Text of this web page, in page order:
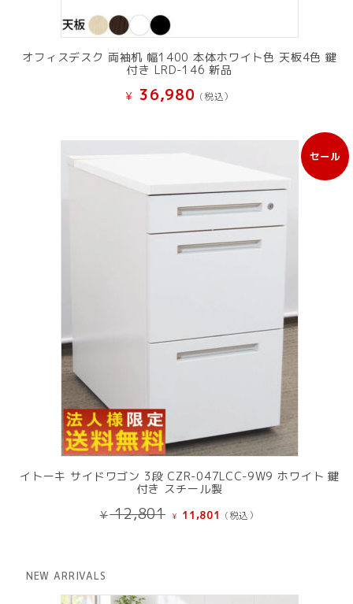
オフィスデスク 両袖机 幅1400 本体ホワイト色 天板4色 鍵
付き LRD-146 新品
¥ 36,980 (税込）
セール
販
売
イトーキ サイドワゴン 3段 CZR-047LCC-9W9 ホワイト 鍵
付き スチール製
¥12,801
元
¥ 11,801 現
(税込）
NEW ARRIVALS